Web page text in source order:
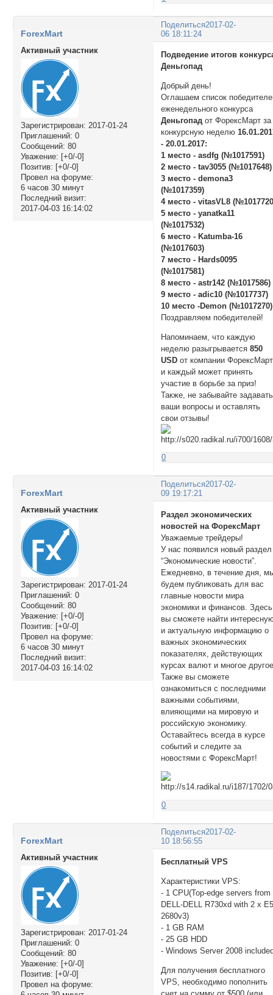
Поделиться2017-02-
06 18:11:24
ForexMart
Активный участник
Зарегистрирован: 2017-01-24
Приглашений: 0
Сообщений: 80
Уважение: [+0/-0]
Позитив: [+0/-0]
Провел на форуме:
6 часов 30 минут
Последний визит:
2017-04-03 16:14:02
Подведение итогов
Деньгопад
Добрый день!
Оглашаем список
еженедельного конкурса
Деньгопад от ФорексМарт за
конкурсную неделю
- 20.01.2017:
1 место - asdfg (№1017591)
2 место - tav3055 (№1017648)
3 место - demona3
(№1017359)
4 место - vitasVL8
5 место - yanatka11
(№1017532)
6 место - Katumba-16
(№1017603)
7 место - Hards0095
(№1017581)
8 место - astr142 (№1017586)
9 место - adic10 (№1017737)
10 место -Demon (№1017270)
Поздравляем победителей!
Напоминаем, что каждую
неделю разыгрывается850
USD от компании
и каждый может принять
участие в борьбе за приз!
Также, не забывайте задавать
ваши вопросы и оставлять
свои отзывы!
0
Поделиться2017-02-
09 19:17:21
ForexMart
Активный участник
Зарегистрирован: 2017-01-24
Приглашений: 0
Сообщений: 80
Уважение: [+0/-0]
Позитив: [+0/-0]
Провел на форуме:
6 часов 30 минут
Последний визит:
2017-04-03 16:14:02
Раздел экономических
новостей на ФорексМарт
Уважаемые трейдеры!
У нас появился новый раздел
“Экономические новости”.
Ежедневно, в течение дня,
будем публиковать для вас
главные новости мира
экономики и финансов. Здесь
вы сможете найти
и актуальную информацию о
важных экономических
показателях, действующих
курсах валют и многое
Также вы сможете
ознакомиться с последними
важными событиями,
влияющими на мировую и
российскую экономику.
Оставайтесь всегда в курсе
событий и следите за
новостями с ФорексМарт!
0
Поделиться2017-02-
10 18:56:55
ForexMart
Активный участник
Зарегистрирован: 2017-01-24
Приглашений: 0
Сообщений: 80
Уважение: [+0/-0]
Позитив: [+0/-0]
Провел на форуме:
Бесплатный VPS
Характеристики VPS:
- 1 CPU(Top-edge servers from
DELL-DELL R730xd with 2 x
2680v3)
- 1 GB RAM
- 25 GB HDD
- Windows Server 2008
Для получения бесплатного
VPS, необходимо пополнить